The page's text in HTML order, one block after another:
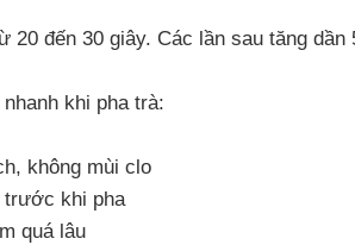
20 đến 30 giây. Các lần sau tăng
khi pha trà:
không mùi clo
trước khi pha
quá lâu